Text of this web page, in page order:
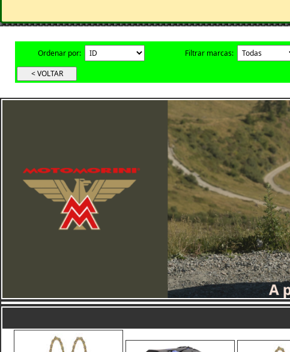
Ordenar por: Filtrar marcas: